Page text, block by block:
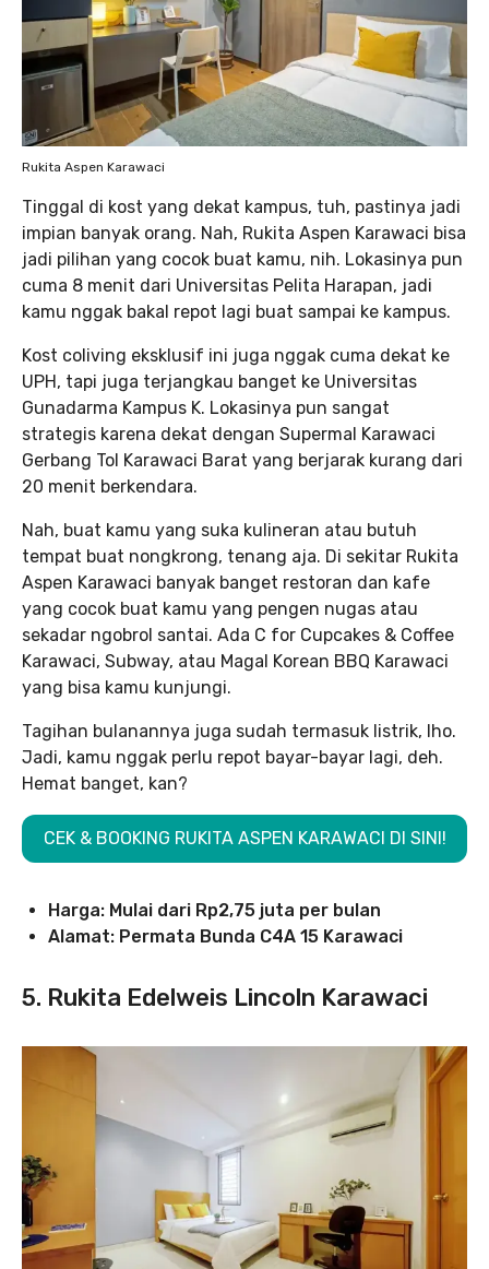
Rukita Aspen Karawaci
Tinggal di kost yang dekat kampus, tuh, pastinya jadi
impian banyak orang. Nah, Rukita Aspen Karawaci bisa
jadi pilihan yang cocok buat kamu, nih. Lokasinya pun
cuma 8 menit dari Universitas Pelita Harapan, jadi
kamu nggak bakal repot lagi buat sampai ke kampus.
Kost coliving eksklusif ini juga nggak cuma dekat ke
UPH, tapi juga terjangkau banget ke Universitas
Gunadarma Kampus K. Lokasinya pun sangat
strategis karena dekat dengan Supermal Karawaci
Gerbang Tol Karawaci Barat yang berjarak kurang dari
20 menit berkendara.
Nah, buat kamu yang suka kulineran atau butuh
tempat buat nongkrong, tenang aja. Di sekitar Rukita
Aspen Karawaci banyak banget restoran dan kafe
yang cocok buat kamu yang pengen nugas atau
sekadar ngobrol santai. Ada C for Cupcakes & Coffee
Karawaci, Subway, atau Magal Korean BBQ Karawaci
yang bisa kamu kunjungi.
Tagihan bulanannya juga sudah termasuk listrik, lho.
Jadi, kamu nggak perlu repot bayar-bayar lagi, deh.
Hemat banget, kan?
CEK & BOOKING RUKITA ASPEN KARAWACI DI SINI!
Harga: Mulai dari Rp2,75 juta per bulan
Alamat: Permata Bunda C4A 15 Karawaci
5. Rukita Edelweis Lincoln Karawaci